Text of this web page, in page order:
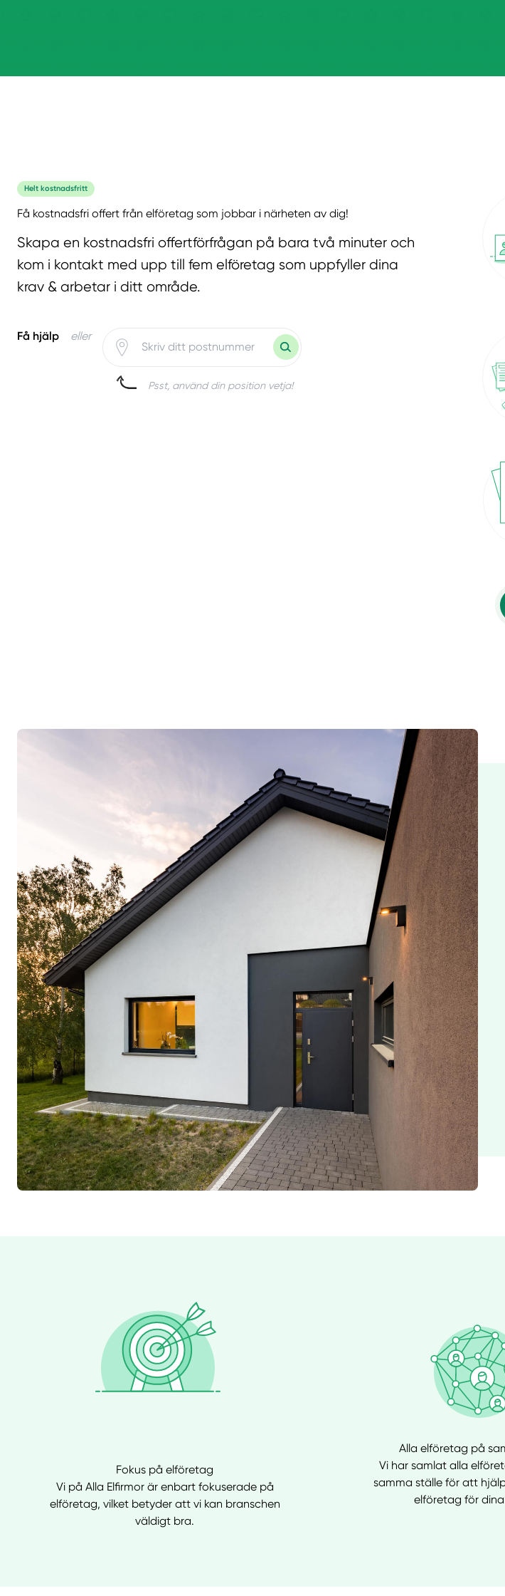
Helt kostnadsfritt
Få kostnadsfri offert från elföretag som jobbar i närheten av dig!
Skapa en kostnadsfri offertförfrågan på bara två minuter och
kom i kontakt med upp till fem elföretag som uppfyller dina
krav & arbetar i ditt område.
Få hjälp eller
Psst, använd din position vetja!
Fokus på elföretag
Vi på Alla Elfirmor är enbart fokuserade på
elföretag, vilket betyder att vi kan branschen
väldigt bra.
Alla elföretag på
Vi har samlat alla
samma ställe för att
elföretag för